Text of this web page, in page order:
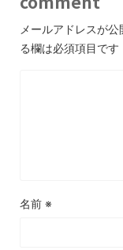
メールアドレスが公
る欄は必須項目です
名前 ※